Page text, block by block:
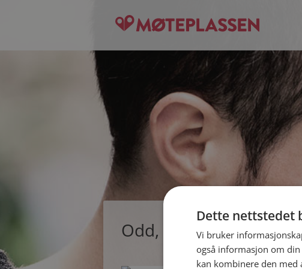
Odd, single mann fra
Dette nettstedet
Vi bruker
også informasjon om
kan kombinere den